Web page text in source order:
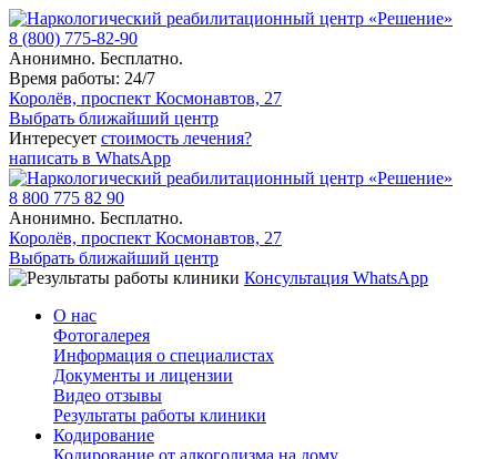
8 (800) 775-82-90
Анонимно. Бесплатно.
Время работы: 24/7
Королёв, проспект Космонавтов, 27
Выбрать ближайший центр
Интересует стоимость лечения?
написать в WhatsApp
8 800 775 82 90
Анонимно. Бесплатно.
Королёв, проспект Космонавтов, 27
Выбрать ближайший центр
Консультация WhatsApp
О нас
Фотогалерея
Информация о специалистах
Документы и лицензии
Видео отзывы
Результаты работы клиники
Кодирование
Кодирование от алкоголизма на дому